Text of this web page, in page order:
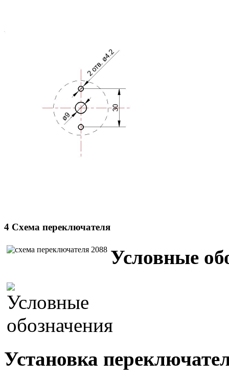
4 Схема переключателя
Условные
Установка